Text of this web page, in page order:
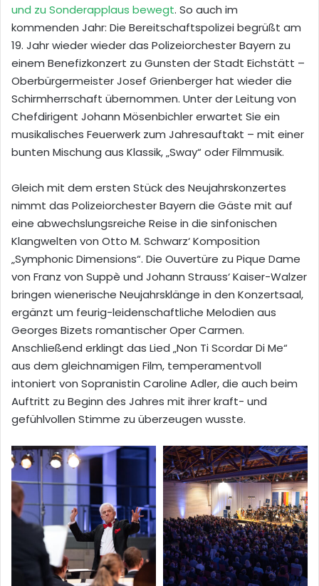
und zu Sonderapplaus bewegt. So auch im
kommenden Jahr: Die Bereitschaftspolizei begrüßt am
19. Jahr wieder wieder das Polizeiorchester Bayern zu
einem Benefizkonzert zu Gunsten der Stadt Eichstätt –
Oberbürgermeister Josef Grienberger hat wieder die
Schirmherrschaft übernommen. Unter der Leitung von
Chefdirigent Johann Mösenbichler erwartet Sie ein
musikalisches Feuerwerk zum Jahresauftakt – mit einer
bunten Mischung aus Klassik, „Sway“ oder Filmmusik.
Gleich mit dem ersten Stück des Neujahrskonzertes
nimmt das Polizeiorchester Bayern die Gäste mit auf
eine abwechslungsreiche Reise in die sinfonischen
Klangwelten von Otto M. Schwarz‘ Komposition
„Symphonic Dimensions“. Die Ouvertüre zu Pique Dame
von Franz von Suppè und Johann Strauss‘ Kaiser-Walzer
bringen wienerische Neujahrsklänge in den Konzertsaal,
ergänzt um feurig-leidenschaftliche Melodien aus
Georges Bizets romantischer Oper Carmen.
Anschließend erklingt das Lied „Non Ti Scordar Di Me“
aus dem gleichnamigen Film, temperamentvoll
intoniert von Sopranistin Caroline Adler, die auch beim
Auftritt zu Beginn des Jahres mit ihrer kraft- und
gefühlvollen Stimme zu überzeugen wusste.